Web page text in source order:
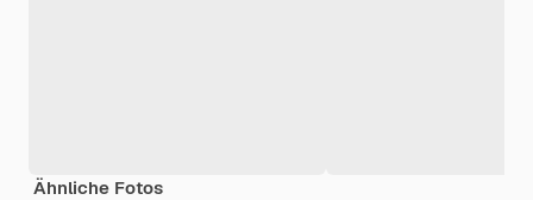
Ähnliche Fotos